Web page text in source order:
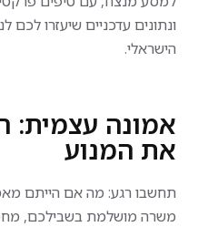
ונתונים עדכניים שיעזרו לכם
הישראלי.
אמונה עצמית:
את המנוע
תחשבו רגע: מה אם הייתם
משרה מושלמת בשבילכם,